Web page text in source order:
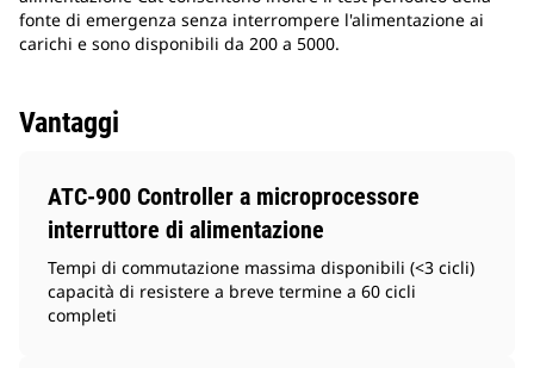
fonte di emergenza senza interrompere l'alimentazione ai
carichi e sono disponibili da 200 a 5000.
Vantaggi
ATC-900 Controller a microprocessore
interruttore di alimentazione
Tempi di commutazione massima disponibili (<3 cicli)
capacità di resistere a breve termine a 60 cicli
completi